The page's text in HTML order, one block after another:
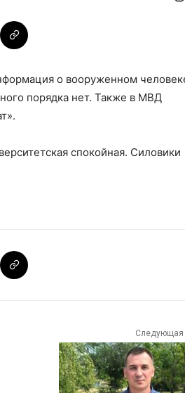
о вооруженном
порядка нет. Также в МВД
спокойная. Силовики
Следующая